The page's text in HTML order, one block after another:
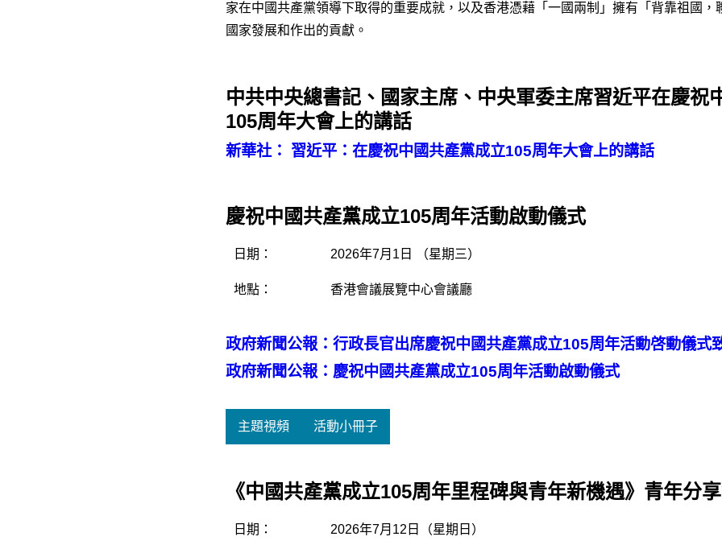
家在中國共產黨領導下取得的重要成就，以及香港憑藉「一國兩制」擁有「背靠祖國，
國家發展和作出的貢獻。
中共中央總書記、國家主席、中央軍委主席習近平在慶祝
105周年大會上的講話
新華社： 習近平：在慶祝中國共產黨成立105周年大會上的講話
慶祝中國共產黨成立105周年活動啟動儀式
日期： 2026年7月1日 （星期三）
地點： 香港會議展覽中心會議廳
政府新聞公報：行政長官出席慶祝中國共產黨成立105周年活動啓動儀式
政府新聞公報：慶祝中國共產黨成立105周年活動啟動儀式
主題視頻 活動小冊子
《中國共產黨成立105周年里程碑與青年新機遇》青年分
日期： 2026年7月12日（星期日）